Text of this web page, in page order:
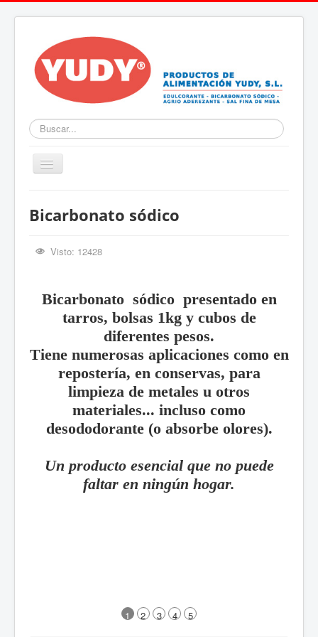
Buscar
Cambiar
navegación
Productos
Conócenos
Localización
Bicarbonato sódico
Visto: 12428
Bicarbonato sódico presentado en
tarros, bolsas 1kg y cubos de
diferentes pesos.
Tiene numerosas aplicaciones como en
repostería, en conservas, para
limpieza de metales u otros
materiales... incluso como
desododorante (o absorbe olores).
Un producto esencial que no puede
faltar en ningún hogar.
1 2 3 4 5